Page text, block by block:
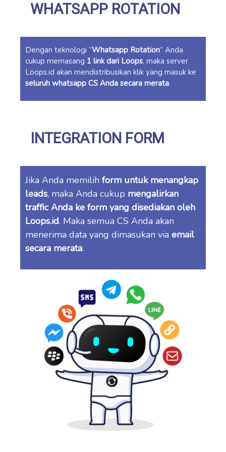
WHATSAPP ROTATION
Dengan teknologi “Whatsapp Rotation” Anda
cukup memasang 1 link dari Loops, maka server
Loops.id akan mendistribusikan klik yang masuk ke
seluruh whatsapp CS Anda secara merata.
INTEGRATION FORM
Jika Anda memilih form untuk menangkap
leads, maka Anda cukup mengalirkan
traffic Anda ke form yang disediakan oleh
Loops.id. Maka semua CS Anda akan
menerima data yang dimasukan via email
secara merata.